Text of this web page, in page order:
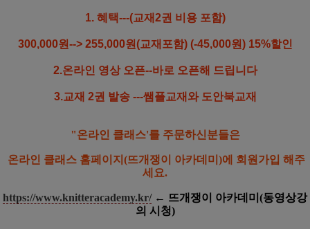
1. 혜택---(교재2권 비용 포함)
300,000원--> 255,000원(교재포함) (-45,000원) 15%할인
2.온라인 영상 오픈--바로 오픈해 드립니다
3.교재 2권 발송 ---쌤플교재와 도안북교재
"온라인 클래스'를 주문하신분들은
온라인 클래스 홈페이지(뜨개쟁이 아카데미)에 회원가입 해주
세요.
https://www.knitteracademy.kr/← 뜨개쟁이 아카데미(동영상강
의 시청)